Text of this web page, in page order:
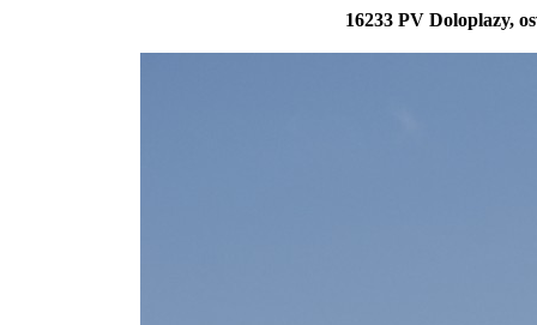
16233 PV Doloplazy,